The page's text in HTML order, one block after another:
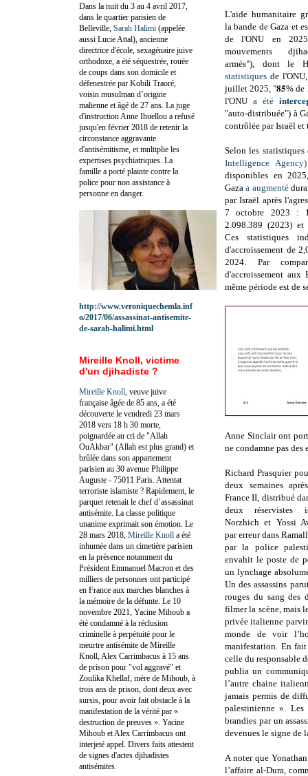
L'aide humanitaire
la bande de Gaza et
de l'ONU en
mouvements
armés"), dont le
statistiques de
juillet 2025, "𝟖𝟓% de
l'ONUa été
"auto-distribuée") à
contrôlée par Israël et
Selon les
Intelligence
disponibles en
Gazaa augmenté
par Israël après
7 octobre 2023 :
2.098.389 (2023) et
Ces statistiques
d'accroissement de
2024. Par
d'accroissement aux
même période est de
Anne Sinclair ont
ne condamne pas des
Richard Prasquier
deux semaines
France II, distribué
deux réservistes
Norzhich et Yossi
par erreur dans
par la police
envahit le poste de
un lynchage
Un des assassins
rouges du sang des
filmer la scène, mais
privée italienne
monde de voir
manifestation. En
celle du responsable
publia un
l’autre chaine
jamais permis de
palestinienne ». Les
brandies par un
devenues le signe de
A noter que
l’affaire al-Dura,
Dans la nuit du 3 au 4 avril 2017,
dans le quartier parisien de
Belleville, Sarah Halimi (appelée
aussi Lucie Attal), ancienne
directrice d'école, sexagénaire juive
orthodoxe, a été séquestrée, rouée
de coups dans son domicile et
défenestrée par Kobili Traoré,
voisin musulman d’origine
malienne et âgé de 27 ans. La juge
d'instruction Anne Ihuellou a refusé
jusqu'en février 2018 de retenir la
circonstance aggravante
d'antisémitisme, et multiplie les
expertises psychiatriques. La
famille a porté plainte contre la
police pour non assistance à
personne en danger.
http://www.veroniquechemla.inf
o/2017/06/assassinat-antisemite-
de-sarah-halimi.html
Mireille Knoll, victime
d'un djihadiste ?
Mireille Knoll , veuve juive
française âgée de 85 ans, a été
découverte le vendredi 23 mars
2018 vers 18 h 30 morte,
poignardée au cri de "Allah
OuAkbar" (Allah est plus grand) et
brûlée dans son appartement
parisien au 30 avenue Philippe
Auguste - 75011 Paris. Attentat
terroriste islamiste ? Rapidement, le
parquet retenait le chef d’assassinat
antisémite. La classe politique
unanime exprimait son émotion. Le
28 mars 2018, Mireille Knoll a été
inhumée dans un cimetière parisien
en la présence notamment du
Président Emmanuel Macron et des
milliers de personnes ont participé
en France aux marches blanches à
la mémoire de la défunte. Le 10
novembre 2021, Yacine Mihoub a
été condamné à la réclusion
criminelle à perpétuité pour le
meurtre antisémite de Mireille
Knoll, Alex Carrimbacus à 15 ans
de prison pour "vol aggravé" et
Zoulika Khellaf, mère de Mihoub, à
trois ans de prison, dont deux avec
sursis, pour avoir fait obstacle à la
manifestation de la vérité par «
destruction de preuves ». Yacine
Mihoub et Alex Carrimbacus ont
interjeté appel. Divers faits attestent
de signes d'actes djihadistes
antisémites.